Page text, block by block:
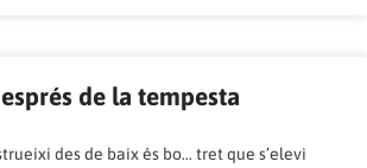
de la tempesta
des de baix és bo… tret que s’elevi